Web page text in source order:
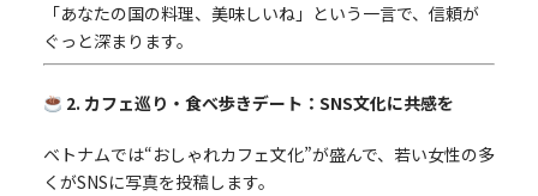
「あなたの国の料理、美味しいね」という一言で、信頼が
ぐっと深まります。
2. カフェ巡り・食べ歩きデート：SNS文化に共感を
ベトナムでは“おしゃれカフェ文化”が盛んで、若い女性の多
くがSNSに写真を投稿します。